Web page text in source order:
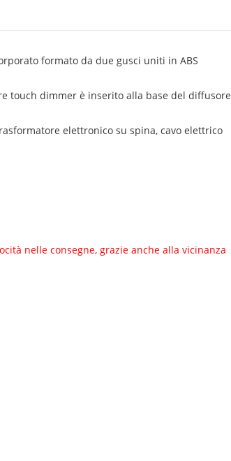
formato da due gusci uniti in ABS
touch dimmer è inserito alla base del diffusore
elettronico su spina, cavo elettrico
nelle consegne, grazie anche alla vicinanza